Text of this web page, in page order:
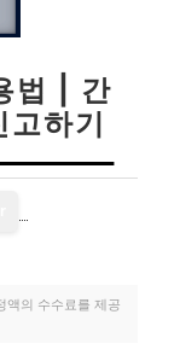
법 | 간
하기
액의 수수료를 제공